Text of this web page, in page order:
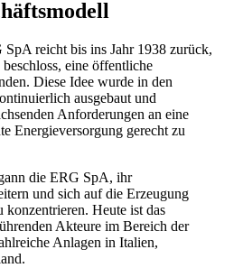
reicht bis ins Jahr 1938 zurück,
beschloss, eine öffentliche
Diese Idee wurde in den
ausgebaut und
Anforderungen an eine
Energieversorgung gerecht zu
die ERG SpA, ihr
und sich auf die Erzeugung
konzentrieren. Heute ist das
Akteure im Bereich der
Anlagen in Italien,